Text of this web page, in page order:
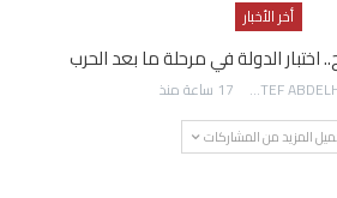
أخر الأخبار
اختبار الدولة في مرحلة ما بعد الحرب
AWATEF ABDELHAMED 17 ساعة منذ
المزيد من المشاركات